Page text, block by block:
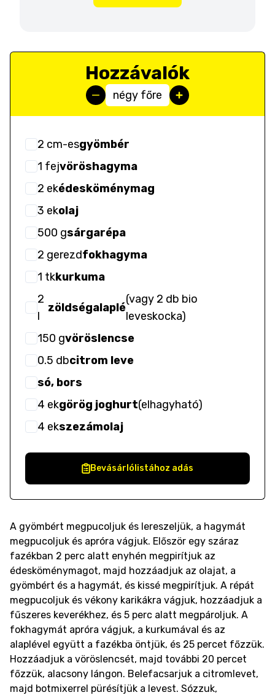
Hozzávalók
négy főre
2 cm-esgyömbér
1 fejvöröshagyma
2 ekédesköménymag
3 ekolaj
500 gsárgarépa
2 gerezdfokhagyma
1 tkkurkuma
2
l
zöldségalaplé
(vagy 2 db bio
leveskocka)
150 gvöröslencse
0.5 dbcitrom leve
só, bors
4 ekgörög joghurt(elhagyható)
4 ekszezámolaj
Bevásárlólistához adás
A gyömbért megpucoljuk és lereszeljük, a hagymát
megpucoljuk és apróra vágjuk. Először egy száraz
fazékban 2 perc alatt enyhén megpirítjuk az
édesköménymagot, majd hozzáadjuk az olajat, a
gyömbért és a hagymát, és kissé megpirítjuk. A répát
megpucoljuk és vékony karikákra vágjuk, hozzáadjuk a
fűszeres keverékhez, és 5 perc alatt megpároljuk. A
fokhagymát apróra vágjuk, a kurkumával és az
alaplével együtt a fazékba öntjük, és 25 percet főzzük.
Hozzáadjuk a vöröslencsét, majd további 20 percet
főzzük, alacsony lángon. Belefacsarjuk a citromlevet,
majd botmixerrel pürésítjük a levest. Sózzuk,